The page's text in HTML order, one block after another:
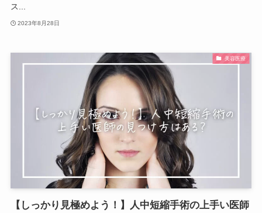
ス...
2023年8月28日
美容医療
【しっかり見極めよう！】人中短縮手術の上手い医師